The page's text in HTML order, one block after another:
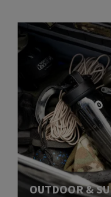
OUTDOOR &